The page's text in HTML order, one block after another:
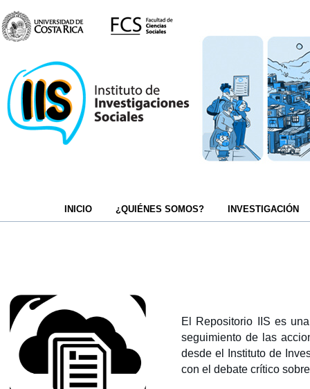
INICIO ¿QUIÉNES SOMOS? INVESTIGACIÓN
El Repositorio IIS es
seguimiento de las
desde el Instituto de
con el debate crítico